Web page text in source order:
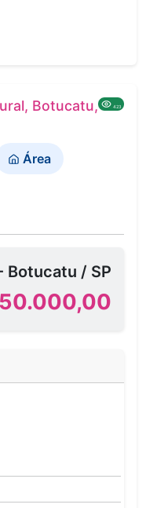
Botucatu,
423
Área
Botucatu / SP